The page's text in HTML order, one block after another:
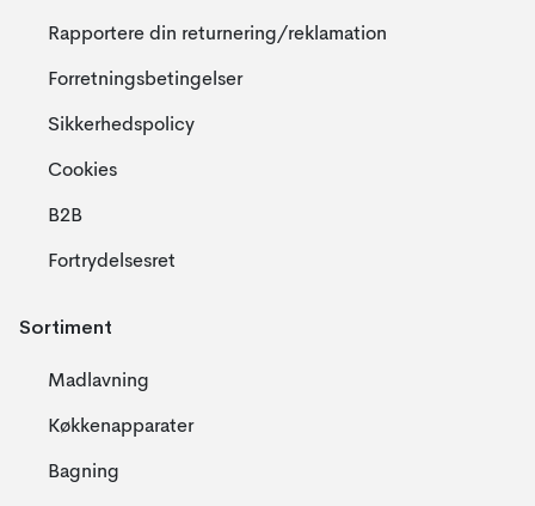
Rapportere din returnering/reklamation
Forretningsbetingelser
Sikkerhedspolicy
Cookies
B2B
Fortrydelsesret
Sortiment
Madlavning
Køkkenapparater
Bagning